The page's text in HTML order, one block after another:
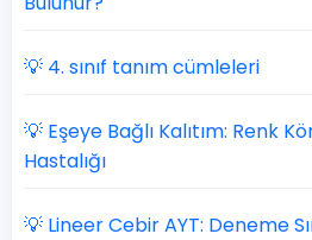
💡 4. sınıf tanım cümleleri
💡 Eşeye Bağlı Kalıtım: Renk
Hastalığı
💡 Lineer Cebir AYT: Deneme